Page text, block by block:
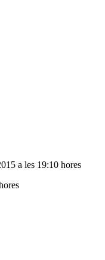
a les 19:10 hores